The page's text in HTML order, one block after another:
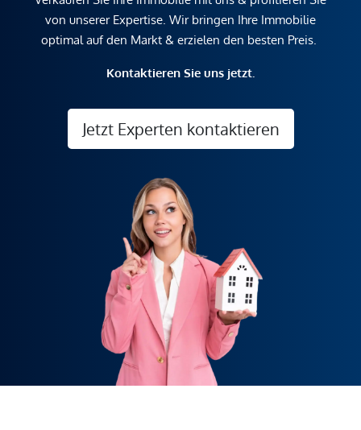
von unserer Expertise. Wir bringen Ihre Immobilie
optimal auf den Markt & erzielen den besten Preis.
Kontaktieren Sie uns jetzt.
Jetzt Experten kontaktieren